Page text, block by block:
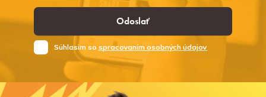
Odoslať
Súhlasim so spracovaním osobných údajov